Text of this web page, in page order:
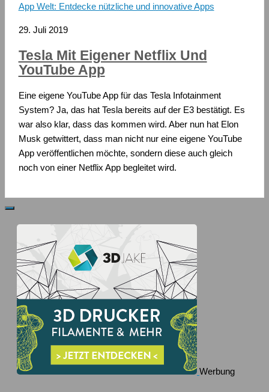
App Welt: Entdecke nützliche und innovative Apps
29. Juli 2019
Tesla Mit Eigener Netflix Und
YouTube App
Eine eigene YouTube App für das Tesla Infotainment
System? Ja, das hat Tesla bereits auf der E3 bestätigt. Es
war also klar, dass das kommen wird. Aber nun hat Elon
Musk getwittert, dass man nicht nur eine eigene YouTube
App veröffentlichen möchte, sondern diese auch gleich
noch von einer Netflix App begleitet wird.
Werbung